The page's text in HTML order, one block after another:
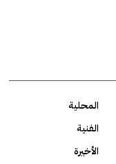
المحلية
الفنية
الأخيرة